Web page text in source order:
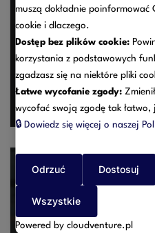
Celem ustawy o zarządzie
osoby fizycznej i innych
sukcesją przedsiębiorstw jest
dla tymczasowego
fizycznej po jej śmierci.
forma zarządu skierowana
Jak ustanowić zarząd
08/07/2025
muszą dokładnie poinformować
cookie i dlaczego.
Dostęp bez plików cookie:
korzystania z podstawowych
zgadzasz się na niektóre pliki
Łatwe wycofanie zgody:
wycofać swoją zgodę tak łatwo,
🔒 Dowiedz się więcej o naszej
Odrzuć Dostosuj
Wszystkie
Powered by cloudventure.pl